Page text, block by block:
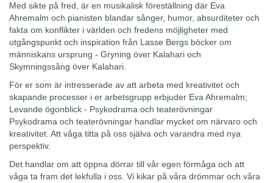
Med sikte på fred, är en musikalisk föreställning där Eva
Ahremalm och pianisten blandar sånger, humor, absurditeter och
fakta om konflikter i världen och fredens möjligheter med
utgångspunkt och inspiration från Lasse Bergs böcker om
människans ursprung - Gryning över Kalahari och
Skymningssång över Kalahari.
För er som är intresserade av att arbeta med kreativitet och
skapande processer i er arbetsgrupp erbjuder Eva Ahremalm;
Levande ögonblick - Psykodrama och teaterövningar
Psykodrama och teaterövningar handlar mycket om närvaro och
kreativitet. Att våga titta på oss själva och varandra med nya
perspektiv.
Det handlar om att öppna dörrar till vår egen förmåga och att
våga ta fram det lekfulla i oss. Vi kikar på våra drömmar och våra